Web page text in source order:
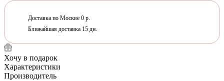
Доставка по Москве 0 р.
Ближайшая доставка 15 дн.
Хочу в подарок
Характеристики
Производитель